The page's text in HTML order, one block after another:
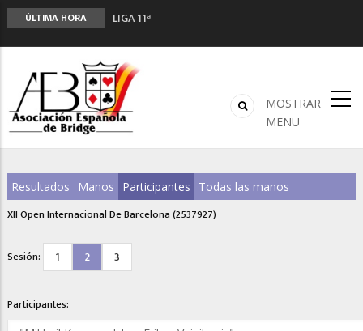
ÚLTIMA HORA
LIGA 11ª
Monitores de Bridge
ANUNCIATE EN NUESTRA REVISTA
NUEVA PROGRAMACIÓN TORNEOS FUNBRIDGE
MOSTRAR
MENU
Resultados Manos Participantes Todas las manos
XII Open Internacional De Barcelona (2537927)
Sesión: 1 2 3
Participantes: